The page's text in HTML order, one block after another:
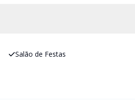
Salão de Festas